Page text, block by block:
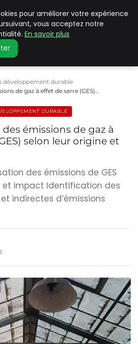
C ADVANCED
développement durable
de gaz à effet de serre (GES)…
DURABLE
émissions de gaz à
selon leur origine et
des émissions de GES
et impact Identification des
indirectes d’émissions
pour améliorer votre expérience
vous acceptez notre
En savoir plus